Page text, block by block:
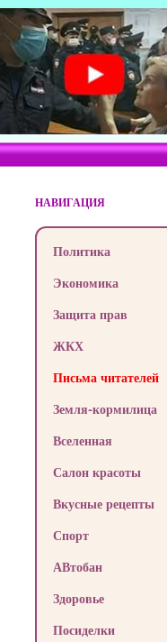
НАВИГАЦИЯ
Политика
Экономика
Защита прав
ЖКХ
Письма читателей
Земля-кормилица
Вселенная
Салон красоты
Вкусные рецепты
Спорт
АВтобан
Здоровье
Посиделки